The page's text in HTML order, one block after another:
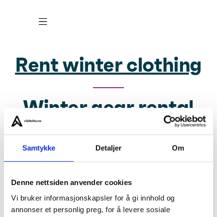
Samtykke Detaljer Om
Denne nettsiden anvender cookies
Vi bruker informasjonskapsler for å gi innhold og
annonser et personlig preg, for å levere sosiale
Rent winter clothing
Winter gear rental
About us
Visit Alta for Travel Trade